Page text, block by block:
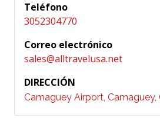
Teléfono
3052304770
Correo electrónico
sales@alltravelusa.net
DIRECCIÓN
Camaguey Airport, Camaguey,